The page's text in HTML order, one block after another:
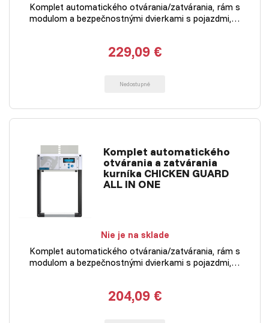
Komplet automatického otvárania/zatvárania, rám s
modulom a bezpečnostnými dvierkami s pojazdmi,…
229,09 €
Nedostupné
Komplet automatického
otvárania a zatvárania
kurníka CHICKEN GUARD
ALL IN ONE
Nie je na sklade
Komplet automatického otvárania/zatvárania, rám s
modulom a bezpečnostnými dvierkami s pojazdmi,…
204,09 €